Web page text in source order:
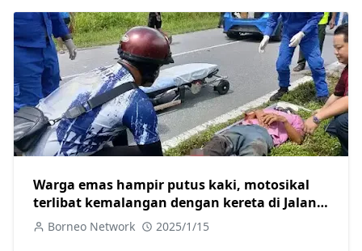
Warga emas hampir putus kaki, motosikal
terlibat kemalangan dengan kereta di Jalan
Skim B Sarikei
Borneo Network 2025/1/15